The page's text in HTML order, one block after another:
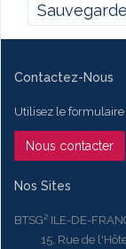
Sauvegarde
Contactez-Nous
Utilisez le
Nous contacter
Nos Sites
BTSG² ILE-DE-
15, Rue de l'Hôtel